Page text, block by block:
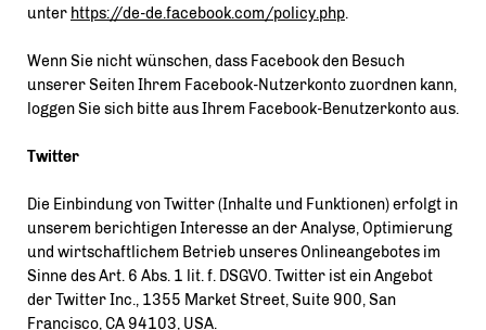
unter https://de-de.facebook.com/policy.php.
Wenn Sie nicht wünschen, dass Facebook den Besuch
unserer Seiten Ihrem Facebook-Nutzerkonto zuordnen kann,
loggen Sie sich bitte aus Ihrem Facebook-Benutzerkonto aus.
Twitter
Die Einbindung von Twitter (Inhalte und Funktionen) erfolgt in
unserem berichtigen Interesse an der Analyse, Optimierung
und wirtschaftlichem Betrieb unseres Onlineangebotes im
Sinne des Art. 6 Abs. 1 lit. f. DSGVO. Twitter ist ein Angebot
der Twitter Inc., 1355 Market Street, Suite 900, San
Francisco, CA 94103, USA.